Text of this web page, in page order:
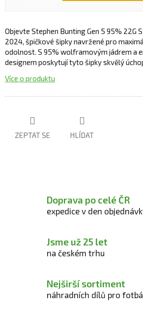
Objevte Stephen Bunting Gen 5 95% 22G
2024, špičkové šipky navržené pro
odolnost. S 95% wolframovým jádrem a
designem poskytují tyto šipky skvělý
Více o produktu
ZEPTAT SE HLÍDAT
Doprava po celé ČR
expedice v den
Jsme už 25 let
na českém trhu
Nejširší sortiment
náhradních dílů pro